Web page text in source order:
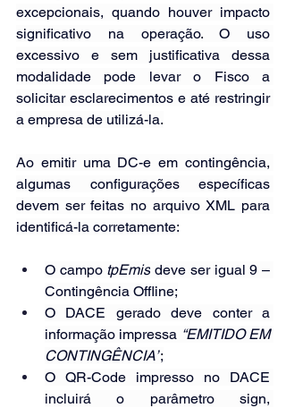
excepcionais, quando houver impacto
significativo na operação. O uso
excessivo e sem justificativa dessa
modalidade pode levar o Fisco a
solicitar esclarecimentos e até restringir
a empresa de utilizá-la.
Ao emitir uma DC-e em contingência,
algumas configurações específicas
devem ser feitas no arquivo XML para
identificá-la corretamente:
O campo tpEmis deve ser igual 9 –
Contingência Offline;
O DACE gerado deve conter a
informação impressa “EMITIDO EM
CONTINGÊNCIA”;
O QR-Code impresso no DACE
incluirá o parâmetro sign,